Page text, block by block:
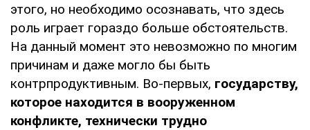
этого, но необходимо осознавать, что здесь
роль играет гораздо больше обстоятельств.
На данный момент это невозможно по многим
причинам и даже могло бы быть
контрпродуктивным. Во-первых, государству,
которое находится в вооруженном
конфликте, технически трудно